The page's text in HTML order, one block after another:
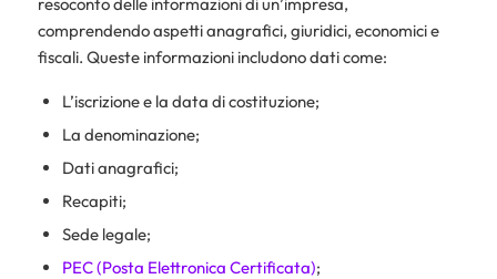
comprendendo aspetti anagrafici, giuridici, economici e
fiscali. Queste informazioni includono dati come:
L’iscrizione e la data di costituzione;
La denominazione;
Dati anagrafici;
Recapiti;
Sede legale;
PEC (Posta Elettronica Certificata);